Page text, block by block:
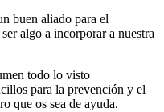
buen aliado para el
algo a incorporar a nuestra
todo lo visto
para la prevención y el
que os sea de ayuda.